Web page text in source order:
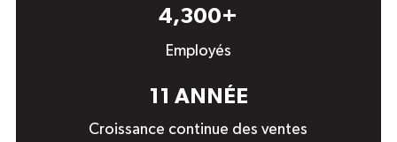
4,300+
Employés
11 ANNÉE
Croissance continue des ventes